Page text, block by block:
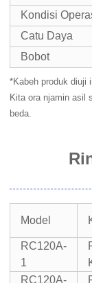
Kondisi
Catu Daya
Bobot
*Kabeh produk diuji
Kita ora njamin asil
beda.
Model
RC120A-
1
RC120A-